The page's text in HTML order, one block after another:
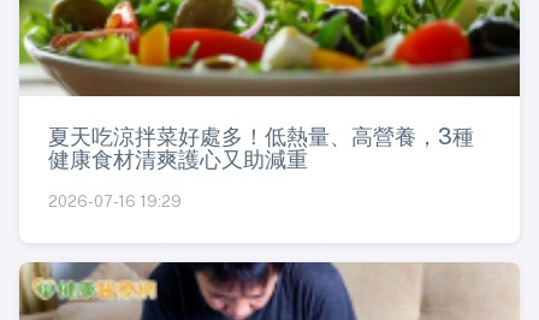
夏天吃涼拌菜好處多！低熱量、高營養，3種
健康食材清爽護心又助減重
2026-07-16 19:29